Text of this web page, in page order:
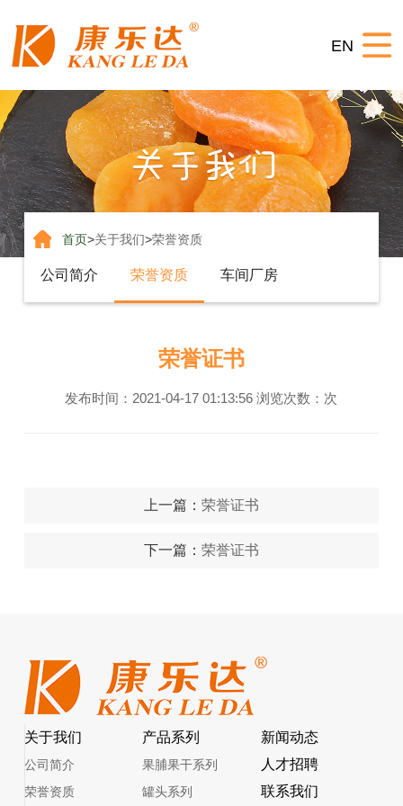
站
页
关
于
我
们
产
品
系
列
生
产
视
联
系
EN
首页>关于我们>荣誉资质
公司简介 荣誉资质 车间厂房
荣誉证书
发布时间：2021-04-17 01:13:56 浏览次数： 次
上一篇： 荣誉证书
下一篇： 荣誉证书
关于我们
公司简介
荣誉资质
产品系列
果脯果干系列
罐头系列
新闻动态
人才招聘
联系我们